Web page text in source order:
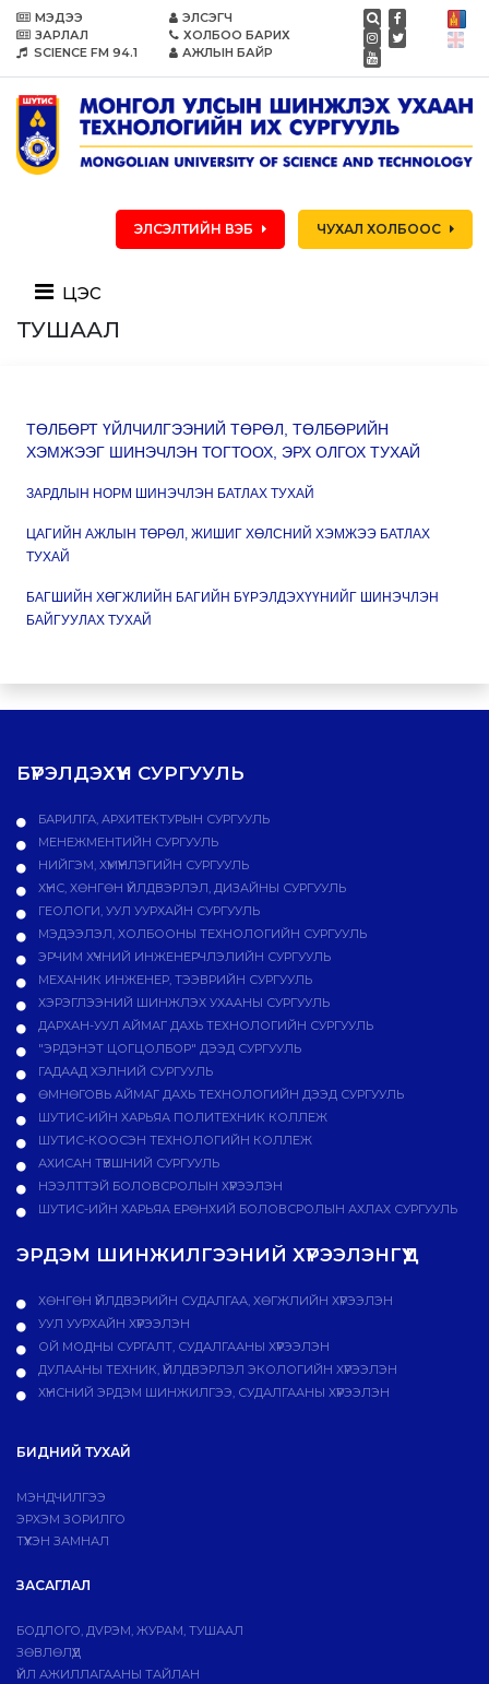
МЭДЭЭ
ЗАРЛАЛ
SCIENCE FM 94.1
ЭЛСЭГЧ
ХОЛБОО БАРИХ
АЖЛЫН БАЙР
ЭЛСЭЛТИЙН ВЭБ ЧУХАЛ ХОЛБООС
цэс
ТУШААЛ
ТӨЛБӨРТ ҮЙЛЧИЛГЭЭНИЙ ТӨРӨЛ, ТӨЛБӨРИЙН
ХЭМЖЭЭГ ШИНЭЧЛЭН ТОГТООХ, ЭРХ ОЛГОХ ТУХАЙ
ЗАРДЛЫН НОРМ ШИНЭЧЛЭН БАТЛАХ ТУХАЙ
ЦАГИЙН АЖЛЫН ТӨРӨЛ, ЖИШИГ ХӨЛСНИЙ ХЭМЖЭЭ БАТЛАХ
ТУХАЙ
БАГШИЙН ХӨГЖЛИЙН БАГИЙН БҮРЭЛДЭХҮҮНИЙГ ШИНЭЧЛЭН
БАЙГУУЛАХ ТУХАЙ
БҮРЭЛДЭХҮҮН СУРГУУЛЬ
БАРИЛГА, АРХИТЕКТУРЫН СУРГУУЛЬ
МЕНЕЖМЕНТИЙН СУРГУУЛЬ
НИЙГЭМ, ХҮМҮҮНЛЭГИЙН СУРГУУЛЬ
ХҮНС, ХӨНГӨН ҮЙЛДВЭРЛЭЛ, ДИЗАЙНЫ СУРГУУЛЬ
ГЕОЛОГИ, УУЛ УУРХАЙН СУРГУУЛЬ
МЭДЭЭЛЭЛ, ХОЛБООНЫ ТЕХНОЛОГИЙН СУРГУУЛЬ
ЭРЧИМ ХҮЧНИЙ ИНЖЕНЕРЧЛЭЛИЙН СУРГУУЛЬ
МЕХАНИК ИНЖЕНЕР, ТЭЭВРИЙН СУРГУУЛЬ
ХЭРЭГЛЭЭНИЙ ШИНЖЛЭХ УХААНЫ СУРГУУЛЬ
ДАРХАН-УУЛ АЙМАГ ДАХЬ ТЕХНОЛОГИЙН СУРГУУЛЬ
"ЭРДЭНЭТ ЦОГЦОЛБОР" ДЭЭД СУРГУУЛЬ
ГАДААД ХЭЛНИЙ СУРГУУЛЬ
ӨМНӨГОВЬ АЙМАГ ДАХЬ ТЕХНОЛОГИЙН ДЭЭД СУРГУУЛЬ
ШУТИС-ИЙН ХАРЬЯА ПОЛИТЕХНИК КОЛЛЕЖ
ШУТИС-КООСЭН ТЕХНОЛОГИЙН КОЛЛЕЖ
АХИСАН ТҮВШНИЙ СУРГУУЛЬ
НЭЭЛТТЭЙ БОЛОВСРОЛЫН ХҮРЭЭЛЭН
ШУТИС-ИЙН ХАРЬЯА ЕРӨНХИЙ БОЛОВСРОЛЫН АХЛАХ СУРГУУЛЬ
ЭРДЭМ ШИНЖИЛГЭЭНИЙ ХҮРЭЭЛЭНГҮҮД
ХӨНГӨН ҮЙЛДВЭРИЙН СУДАЛГАА, ХӨГЖЛИЙН ХҮРЭЭЛЭН
УУЛ УУРХАЙН ХҮРЭЭЛЭН
ОЙ МОДНЫ СУРГАЛТ, СУДАЛГААНЫ ХҮРЭЭЛЭН
ДУЛААНЫ ТЕХНИК, ҮЙЛДВЭРЛЭЛ ЭКОЛОГИЙН ХҮРЭЭЛЭН
ХҮНСНИЙ ЭРДЭМ ШИНЖИЛГЭЭ, СУДАЛГААНЫ ХҮРЭЭЛЭН
БИДНИЙ ТУХАЙ
МЭНДЧИЛГЭЭ
ЭРХЭМ ЗОРИЛГО
ТҮҮХЭН ЗАМНАЛ
ЗАСАГЛАЛ
БОДЛОГО, ДVРЭМ, ЖУРАМ, ТУШААЛ
ЗӨВЛӨЛҮҮД
ҮЙЛ АЖИЛЛАГААНЫ ТАЙЛАН